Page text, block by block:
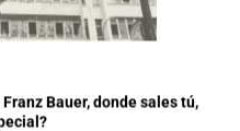
Bauer, donde sales tú,